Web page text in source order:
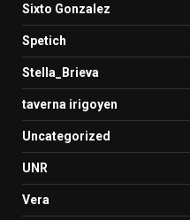
Sixto Gonzalez
Spetich
Stella_Brieva
taverna irigoyen
Uncategorized
UNR
Vera